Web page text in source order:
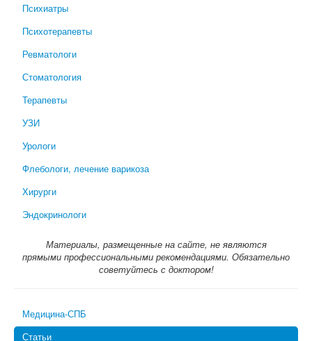
Психиатры
Психотерапевты
Ревматологи
Стоматология
Терапевты
УЗИ
Урологи
Флебологи, лечение варикоза
Хирурги
Эндокринологи
Материалы, размещенные на сайте, не являются
прямыми профессиональными рекомендациями. Обязательно
советуйтесь с доктором!
Медицина-СПБ
Статьи